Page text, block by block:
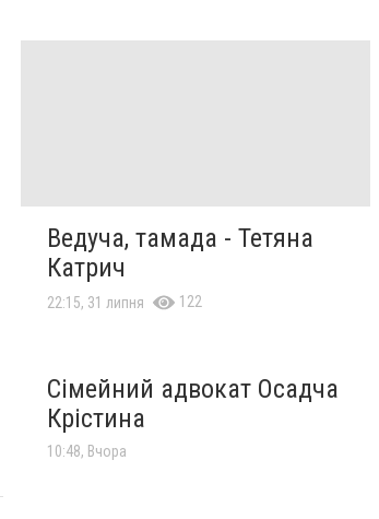
Ведуча, тамада - Тетяна
Катрич
22:15, 31 липня 122
Сімейний адвокат Осадча
Крістина
10:48, Вчора